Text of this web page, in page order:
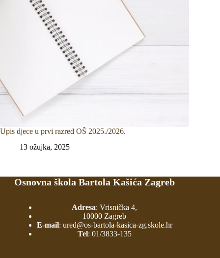
Upis djece u prvi razred OŠ 2025./2026.
13 ožujka, 2025
Osnovna škola Bartola Kašića Zagreb
Adresa: Vrisnička 4,
10000 Zagreb
E-mail: ured@os-bartola-kasica-zg.skole.hr
Tel: 01/3833-135